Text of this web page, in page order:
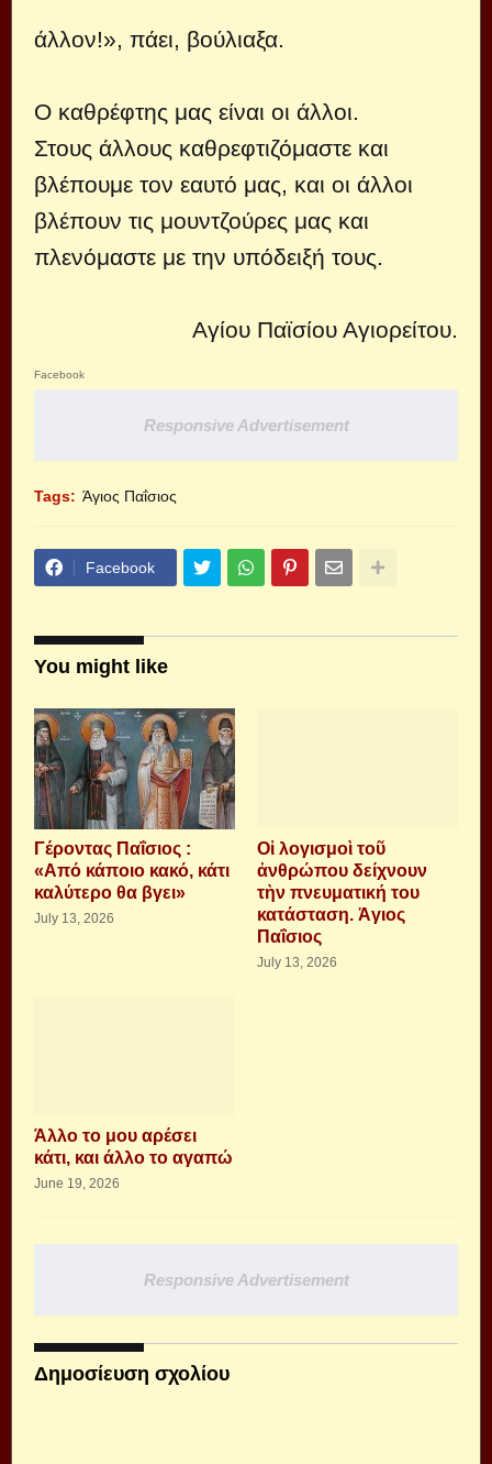
άλλον!», πάει, βούλιαξα.
Ο καθρέφτης μας είναι οι άλλοι.
Στους άλλους καθρεφτιζόμαστε και
βλέπουμε τον εαυτό μας, και οι άλλοι
βλέπουν τις μουντζούρες μας και
πλενόμαστε με την υπόδειξή τους.
Αγίου Παϊσίου Αγιορείτου.
Facebook
Responsive Advertisement
Tags: Άγιος Παΐσιος
Facebook
You might like
Γέροντας Παΐσιος :
«Από κάποιο κακό, κάτι
καλύτερο θα βγει»
July 13, 2026
Οἱ λογισμοὶ τοῦ
ἀνθρώπου δείχνουν
τὴν πνευματική του
κατάσταση. Ἁγιος
Παΐσιος
July 13, 2026
Άλλο το μου αρέσει
κάτι, και άλλο το αγαπώ
June 19, 2026
Responsive Advertisement
Δημοσίευση σχολίου